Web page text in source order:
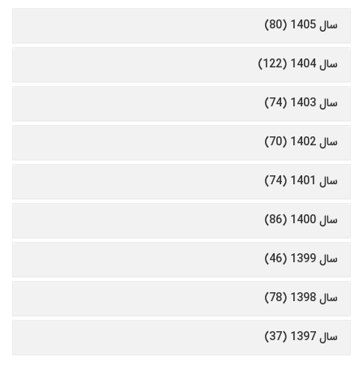
سال 1405 (80)
سال 1404 (122)
سال 1403 (74)
سال 1402 (70)
سال 1401 (74)
سال 1400 (86)
سال 1399 (46)
سال 1398 (78)
سال 1397 (37)